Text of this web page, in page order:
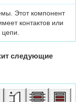
Этот компонент
контактов или
следующие